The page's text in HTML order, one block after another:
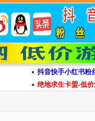
抖音快手小红书粉
绝地求生卡盟-低